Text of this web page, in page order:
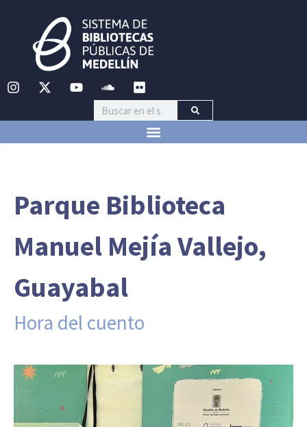
Parque Biblioteca
Manuel Mejía Vallejo,
Guayabal
Hora del cuento